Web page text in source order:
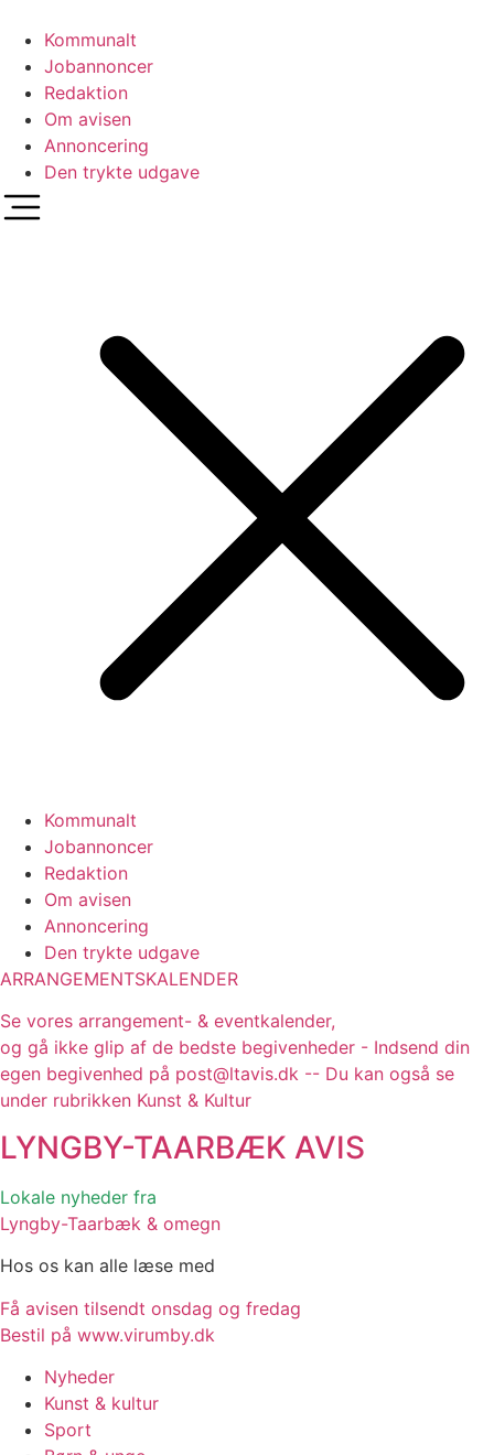
indhold
Kommunalt
Jobannoncer
Redaktion
Om avisen
Annoncering
Den trykte udgave
Kommunalt
Jobannoncer
Redaktion
Om avisen
Annoncering
Den trykte udgave
ARRANGEMENTSKALENDER
Se vores arrangement- & eventkalender,
og gå ikke glip af de bedste begivenheder - Indsend din
egen begivenhed på post@ltavis.dk -- Du kan også se
under rubrikken Kunst & Kultur
LYNGBY-TAARBÆK AVIS
Lokale nyheder fra
Lyngby-Taarbæk & omegn
Hos os kan alle læse med
Få avisen tilsendt onsdag og fredag
Bestil på www.virumby.dk
Nyheder
Kunst & kultur
Sport